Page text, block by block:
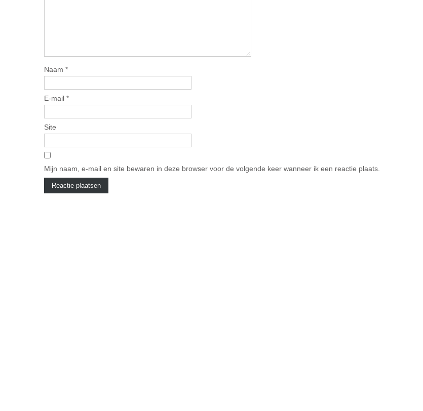
Naam *
E-mail *
Site
Mijn naam, e-mail en site bewaren in deze browser voor de volgende keer wanneer ik een reactie plaats.